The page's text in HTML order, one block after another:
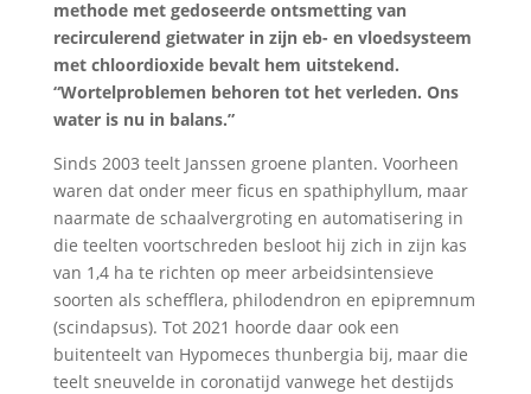
methode met gedoseerde ontsmetting van
recirculerend gietwater in zijn eb- en vloedsysteem
met chloordioxide bevalt hem uitstekend.
“Wortelproblemen behoren tot het verleden. Ons
water is nu in balans.”
Sinds 2003 teelt Janssen groene planten. Voorheen
waren dat onder meer ficus en spathiphyllum, maar
naarmate de schaalvergroting en automatisering in
die teelten voortschreden besloot hij zich in zijn kas
van 1,4 ha te richten op meer arbeidsintensieve
soorten als schefflera, philodendron en epipremnum
(scindapsus). Tot 2021 hoorde daar ook een
buitenteelt van Hypomeces thunbergia bij, maar die
teelt sneuvelde in coronatijd vanwege het destijds